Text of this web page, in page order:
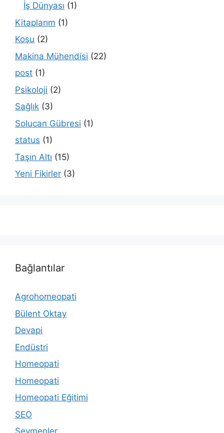
İş Dünyası (1)
Kitaplarım (1)
Koşu (2)
Makina Mühendisi (22)
post (1)
Psikoloji (2)
Sağlık (3)
Solucan Gübresi (1)
status (1)
Taşın Altı (15)
Yeni Fikirler (3)
Bağlantılar
Agrohomeopati
Bülent Oktay
Devapi
Endüstri
Homeopati
Homeopati
Homeopati Eğitimi
SEO
Seymenler